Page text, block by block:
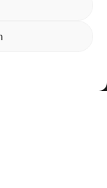
Erfahrung auf
Cookies wir